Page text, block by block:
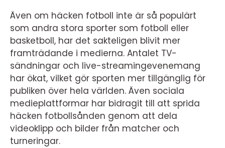
Även om häcken fotboll inte är så populärt
som andra stora sporter som fotboll eller
basketboll, har det sakteligen blivit mer
framträdande i medierna. Antalet TV-
sändningar och live-streamingevenemang
har ökat, vilket gör sporten mer tillgänglig för
publiken över hela världen. Även sociala
medieplattformar har bidragit till att sprida
häcken fotbollsånden genom att dela
videoklipp och bilder från matcher och
turneringar.